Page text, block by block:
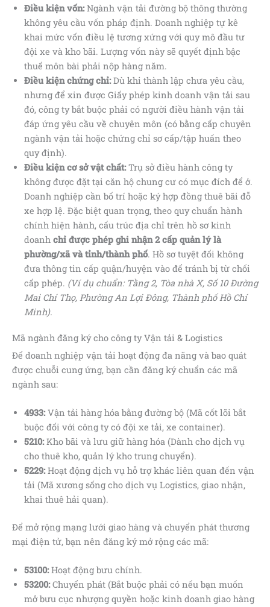
Điều kiện vốn:Ngành vận tải đường bộ thông thường
không yêu cầu vốn pháp định. Doanh nghiệp tự kê
khai mức vốn điều lệ tương xứng với quy mô đầu tư
đội xe và kho bãi. Lượng vốn này sẽ quyết định bậc
thuế môn bài phải nộp hàng năm.
Điều kiện chứng chỉ:Dù khi thành lập chưa yêu cầu,
nhưng để xin được Giấy phép kinh doanh vận tải sau
đó, công ty bắt buộc phải có người điều hành vận tải
đáp ứng yêu cầu về chuyên môn (có bằng cấp chuyên
ngành vận tải hoặc chứng chỉ sơ cấp/tập huấn theo
quy định).
Điều kiện cơ sở vật chất:Trụ sở điều hành công ty
không được đặt tại căn hộ chung cư có mục đích để ở.
Doanh nghiệp cần bố trí hoặc ký hợp đồng thuê bãi đỗ
xe hợp lệ. Đặc biệt quan trọng, theo quy chuẩn hành
chính hiện hành, cấu trúc địa chỉ trên hồ sơ kinh
doanh chỉ được phép ghi nhận 2 cấp quản lý là
phường/xã và tỉnh/thành phố. Hồ sơ tuyệt đối không
đưa thông tin cấp quận/huyện vào để tránh bị từ chối
cấp phép. (Ví dụ chuẩn: Tầng 2, Tòa nhà X, Số 10 Đường
Mai Chí Thọ, Phường An Lợi Đông, Thành phố Hồ Chí
Minh).
Mã ngành đăng ký cho công ty Vận tải & Logistics
Để doanh nghiệp vận tải hoạt động đa năng và bao quát
được chuỗi cung ứng, bạn cần đăng ký chuẩn các mã
ngành sau:
4933:Vận tải hàng hóa bằng đường bộ (Mã cốt lõi bắt
buộc đối với công ty có đội xe tải, xe container).
5210:Kho bãi và lưu giữ hàng hóa (Dành cho dịch vụ
cho thuê kho, quản lý kho trung chuyển).
5229:Hoạt động dịch vụ hỗ trợ khác liên quan đến vận
tải (Mã xương sống cho dịch vụ Logistics, giao nhận,
khai thuê hải quan).
Để mở rộng mạng lưới giao hàng và chuyển phát thương
mại điện tử, bạn nên đăng ký mở rộng các mã:
53100:Hoạt động bưu chính.
53200:Chuyển phát (Bắt buộc phải có nếu bạn muốn
mở bưu cục nhượng quyền hoặc kinh doanh giao hàng